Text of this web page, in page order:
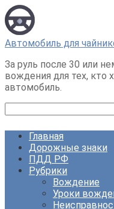
Перейти
к
контенту
Автомобиль для
За руль после 30 или
вождения для тех, кто
автомобиль.
Главная
Дорожные знаки
ПДД РФ
Рубрики
Вождение
Уроки